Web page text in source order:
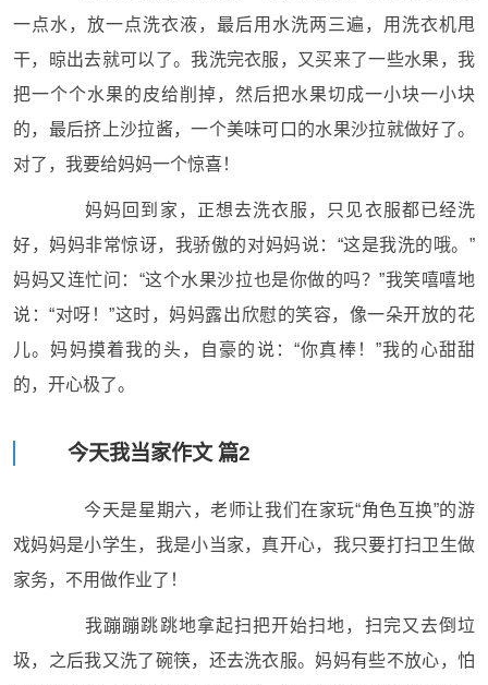
一点水，放一点洗衣液，最后用水洗两三遍，用洗衣机甩
干，晾出去就可以了。我洗完衣服，又买来了一些水果，我
把一个个水果的皮给削掉，然后把水果切成一小块一小块
的，最后挤上沙拉酱，一个美味可口的水果沙拉就做好了。
对了，我要给妈妈一个惊喜！
妈妈回到家，正想去洗衣服，只见衣服都已经洗
好，妈妈非常惊讶，我骄傲的对妈妈说：“这是我洗的哦。”
妈妈又连忙问：“这个水果沙拉也是你做的吗？”我笑嘻嘻地
说：“对呀！”这时，妈妈露出欣慰的笑容，像一朵开放的花
儿。妈妈摸着我的头，自豪的说：“你真棒！”我的心甜甜
的，开心极了。
今天我当家作文 篇2
今天是星期六，老师让我们在家玩“角色互换”的游
戏妈妈是小学生，我是小当家，真开心，我只要打扫卫生做
家务，不用做作业了！
我蹦蹦跳跳地拿起扫把开始扫地，扫完又去倒垃
圾，之后我又洗了碗筷，还去洗衣服。妈妈有些不放心，怕